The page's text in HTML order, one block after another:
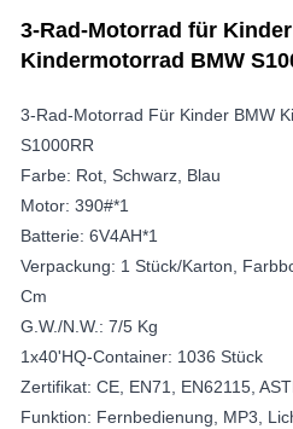
3-Rad-Motorrad für
Kindermotorrad BMW
3-Rad-Motorrad Für Kinder BMW
S1000RR
Farbe: Rot, Schwarz, Blau
Motor: 390#*1
Batterie: 6V4AH*1
Verpackung: 1 Stück/Karton,
Cm
G.W./N.W.: 7/5 Kg
1x40'HQ-Container: 1036 Stück
Zertifikat: CE, EN71, EN62115,
Funktion: Fernbedienung, MP3,